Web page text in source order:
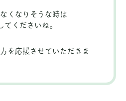
くなりそうな時は
くださいね。
を応援させていただきま